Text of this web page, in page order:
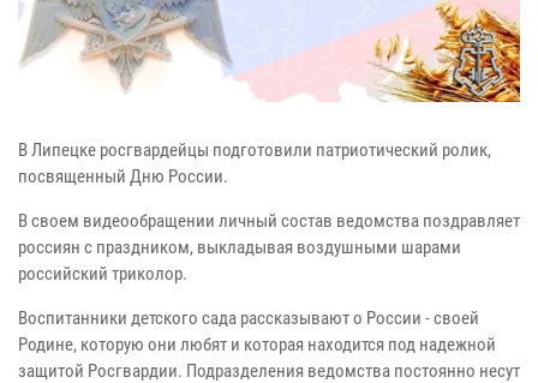
В Липецке росгвардейцы подготовили патриотический ролик,
посвященный Дню России.
В своем видеообращении личный состав ведомства поздравляет
россиян с праздником, выкладывая воздушными шарами
российский триколор.
Воспитанники детского сада рассказывают о России - своей
Родине, которую они любят и которая находится под надежной
защитой Росгвардии. Подразделения ведомства постоянно несут